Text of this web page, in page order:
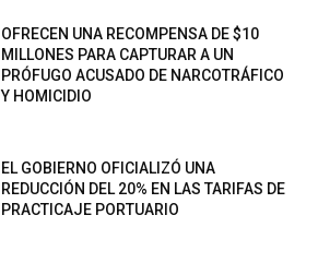
OFRECEN UNA RECOMPENSA DE $10
MILLONES PARA CAPTURAR A UN
PRÓFUGO ACUSADO DE NARCOTRÁFICO
Y HOMICIDIO
EL GOBIERNO OFICIALIZÓ UNA
REDUCCIÓN DEL 20% EN LAS TARIFAS DE
PRACTICAJE PORTUARIO